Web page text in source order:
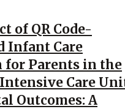
of QR Code-
Infant Care
for Parents in the
Care
Outcomes: A